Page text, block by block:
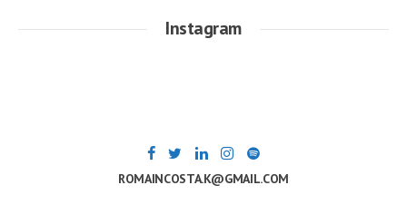
Instagram
ROMAINCOSTA.K@GMAIL.COM